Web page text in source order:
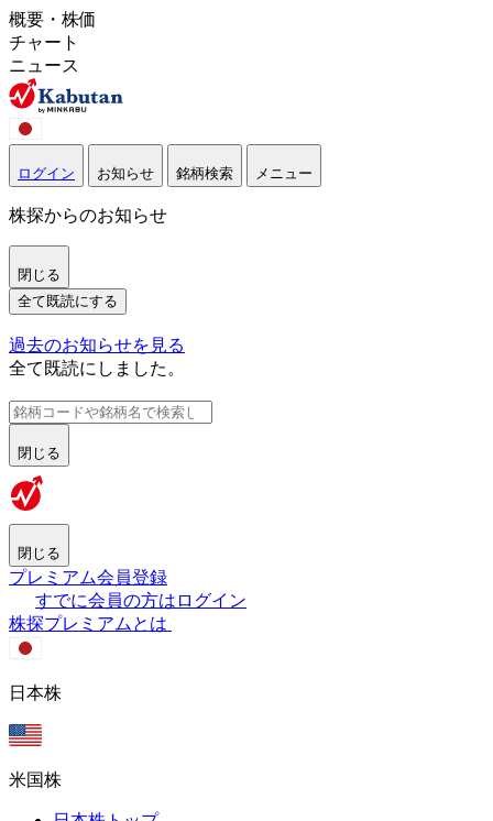
概要・株価
チャート
ニュース
ログイン お知らせ 銘柄検索 メニュー
株探からのお知らせ
閉じる
全て既読にする
過去のお知らせを見る
全て既読にしました。
閉じる
閉じる
プレミアム会員登録
すでに会員の方はログイン
株探プレミアムとは
日本株
米国株